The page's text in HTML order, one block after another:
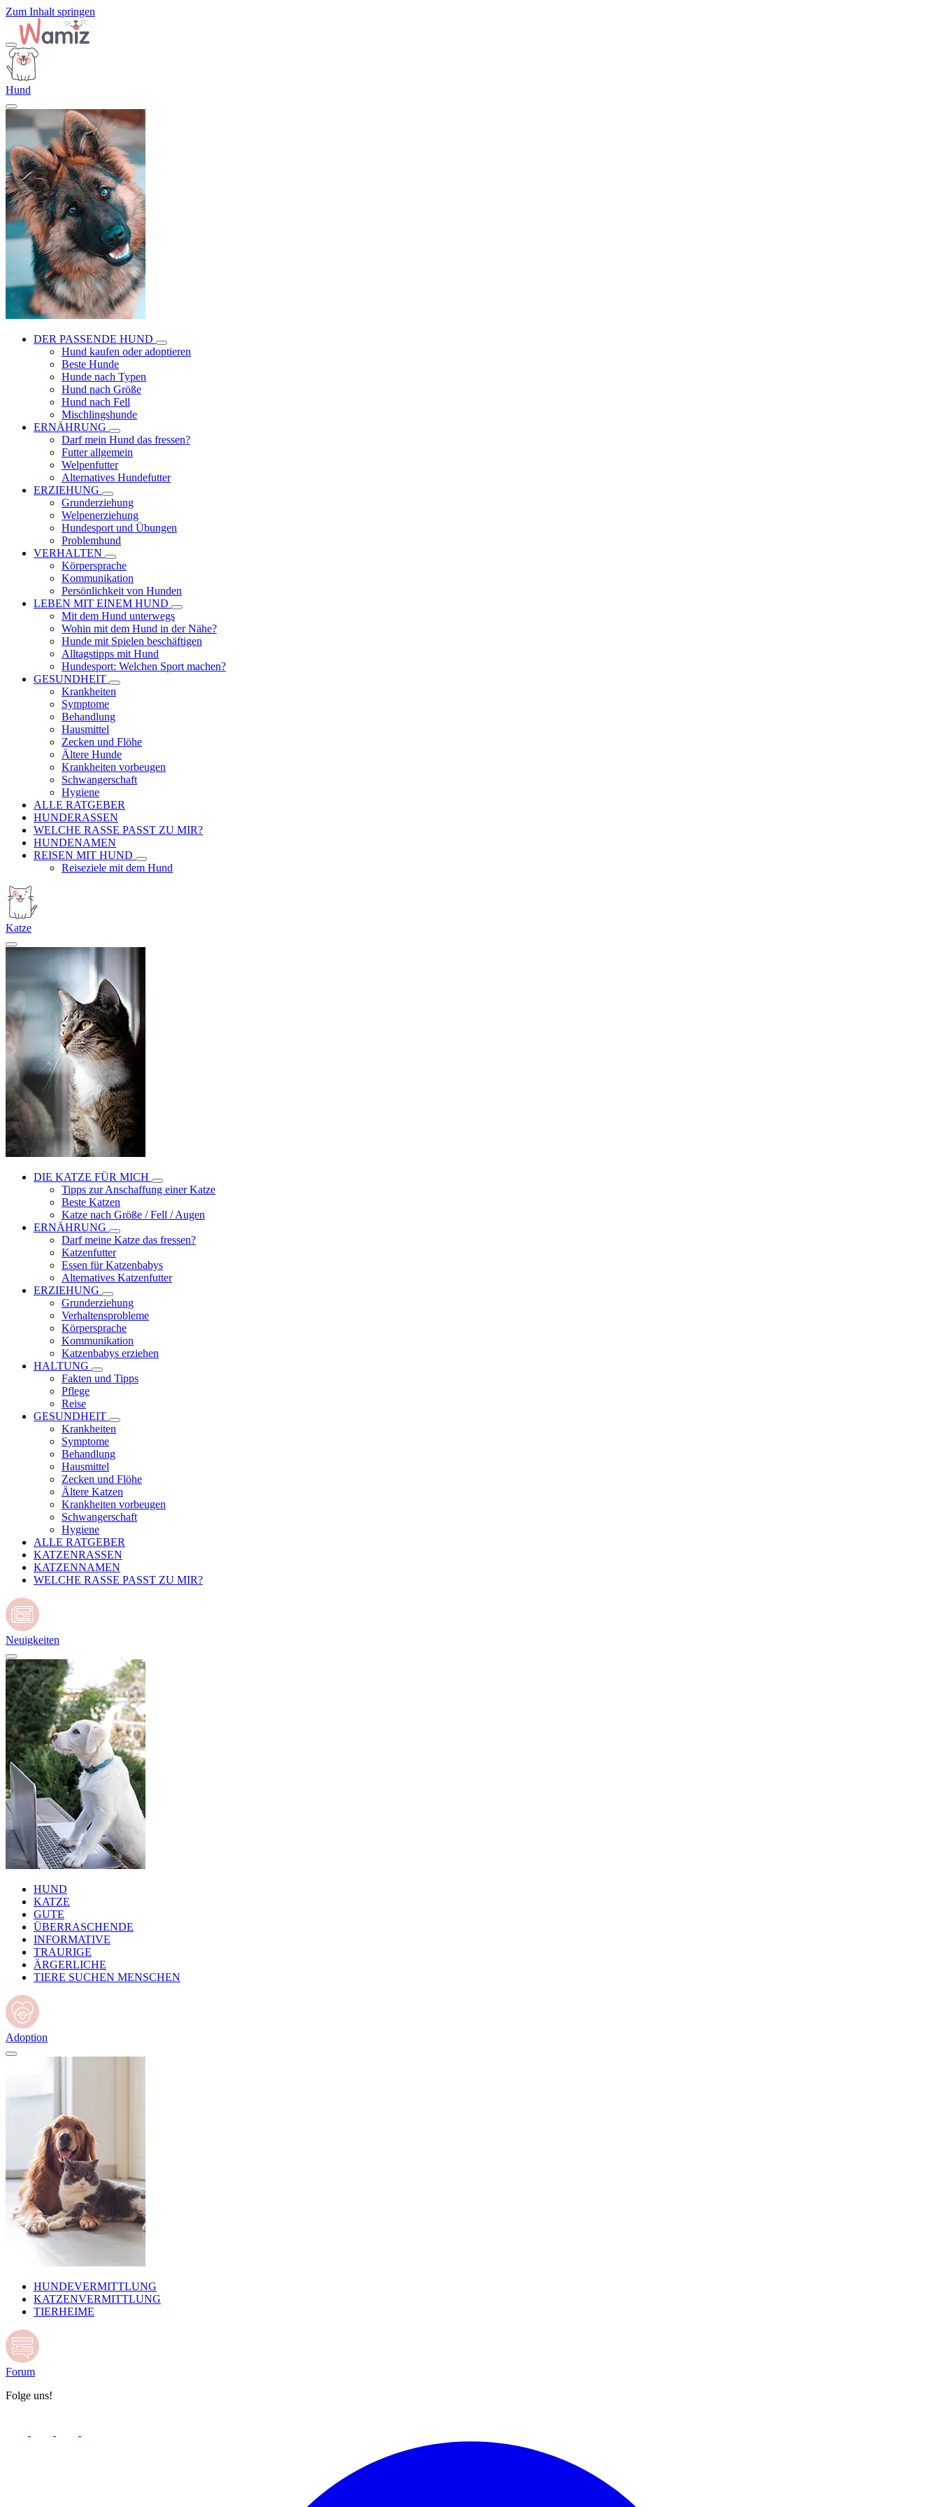
Zum Inhalt springen
Hund
DER PASSENDE HUND
Hund kaufen oder adoptieren
Beste Hunde
Hunde nach Typen
Hund nach Größe
Hund nach Fell
Mischlingshunde
ERNÄHRUNG
Darf mein Hund das fressen?
Futter allgemein
Welpenfutter
Alternatives Hundefutter
ERZIEHUNG
Grunderziehung
Welpenerziehung
Hundesport und Übungen
Problemhund
VERHALTEN
Körpersprache
Kommunikation
Persönlichkeit von Hunden
LEBEN MIT EINEM HUND
Mit dem Hund unterwegs
Wohin mit dem Hund in der Nähe?
Hunde mit Spielen beschäftigen
Alltagstipps mit Hund
Hundesport: Welchen Sport machen?
GESUNDHEIT
Krankheiten
Symptome
Behandlung
Hausmittel
Zecken und Flöhe
Ältere Hunde
Krankheiten vorbeugen
Schwangerschaft
Hygiene
ALLE RATGEBER
HUNDERASSEN
WELCHE RASSE PASST ZU MIR?
HUNDENAMEN
REISEN MIT HUND
Reiseziele mit dem Hund
Katze
DIE KATZE FÜR MICH
Tipps zur Anschaffung einer Katze
Beste Katzen
Katze nach Größe / Fell / Augen
ERNÄHRUNG
Darf meine Katze das fressen?
Katzenfutter
Essen für Katzenbabys
Alternatives Katzenfutter
ERZIEHUNG
Grunderziehung
Verhaltensprobleme
Körpersprache
Kommunikation
Katzenbabys erziehen
HALTUNG
Fakten und Tipps
Pflege
Reise
GESUNDHEIT
Krankheiten
Symptome
Behandlung
Hausmittel
Zecken und Flöhe
Ältere Katzen
Krankheiten vorbeugen
Schwangerschaft
Hygiene
ALLE RATGEBER
KATZENRASSEN
KATZENNAMEN
WELCHE RASSE PASST ZU MIR?
Neuigkeiten
HUND
KATZE
GUTE
ÜBERRASCHENDE
INFORMATIVE
TRAURIGE
ÄRGERLICHE
TIERE SUCHEN MENSCHEN
Adoption
HUNDEVERMITTLUNG
KATZENVERMITTLUNG
TIERHEIME
Forum
Folge uns!